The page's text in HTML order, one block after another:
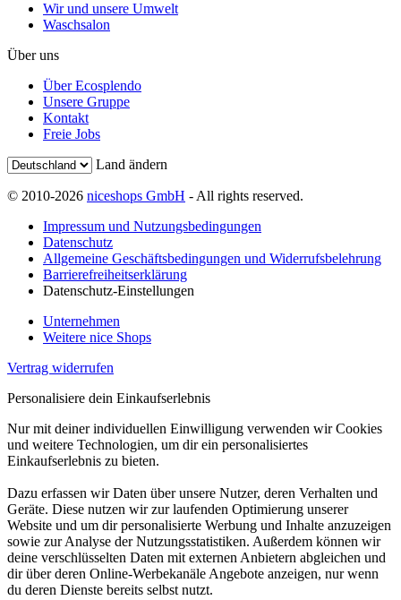
Wir und unsere Umwelt
Waschsalon
Über uns
Über Ecosplendo
Unsere Gruppe
Kontakt
Freie Jobs
Land ändern
© 2010-2026 niceshops GmbH - All rights reserved.
Impressum und Nutzungsbedingungen
Datenschutz
Allgemeine Geschäftsbedingungen und Widerrufsbelehrung
Barrierefreiheitserklärung
Datenschutz-Einstellungen
Unternehmen
Weitere nice Shops
Vertrag widerrufen
Personalisiere dein Einkaufserlebnis
Nur mit deiner individuellen Einwilligung verwenden wir Cookies
und weitere Technologien, um dir ein personalisiertes
Einkaufserlebnis zu bieten.
Dazu erfassen wir Daten über unsere Nutzer, deren Verhalten und
Geräte. Diese nutzen wir zur laufenden Optimierung unserer
Website und um dir personalisierte Werbung und Inhalte anzuzeigen
sowie zur Analyse der Nutzungsstatistiken. Außerdem können wir
deine verschlüsselten Daten mit externen Anbietern abgleichen und
dir über deren Online-Werbekanäle Angebote anzeigen, nur wenn
du deren Dienste bereits selbst nutzt.